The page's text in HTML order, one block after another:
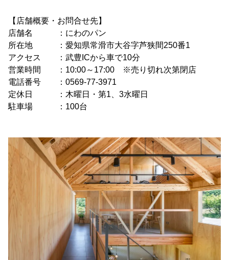
【店舗概要・お問合せ先】
店舗名 ：にわのパン
所在地 ：愛知県常滑市大谷字芦狭間250番1
アクセス ：武豊ICから車で10分
営業時間 ：10:00～17:00 ※売り切れ次第閉店
電話番号 ：0569-77-3971
定休日 ：木曜日・第1、3水曜日
駐車場 ：100台